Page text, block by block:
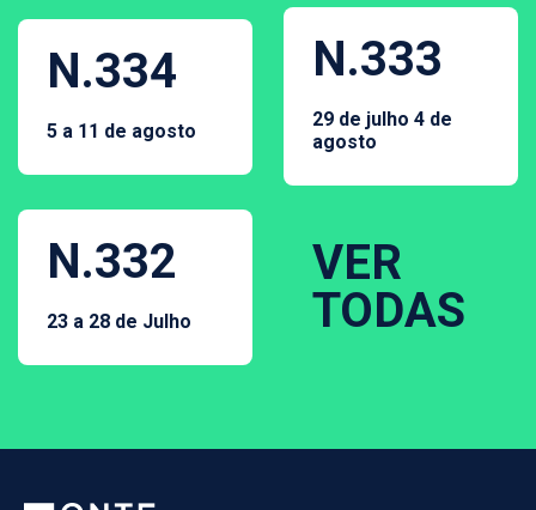
N.334
5 a 11 de agosto
N.333
29 de julho 4 de
agosto
N.332
23 a 28 de Julho
VER
TODAS